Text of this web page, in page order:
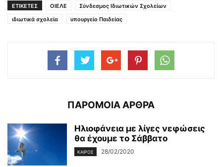
ΕΤΙΚΕΤΕΣ ΟΙΕΛΕ
Σύνδεσμος Ιδιωτικών Σχολείων
ιδιωτικά σχολεία
υπουργείο Παιδείας
ΠΑΡΟΜΟΙΑ ΑΡΘΡΑ
Ηλιοφάνεια με λίγες νεφώσεις
θα έχουμε το Σάββατο
ΚΑΙΡΌΣ 28/02/2020